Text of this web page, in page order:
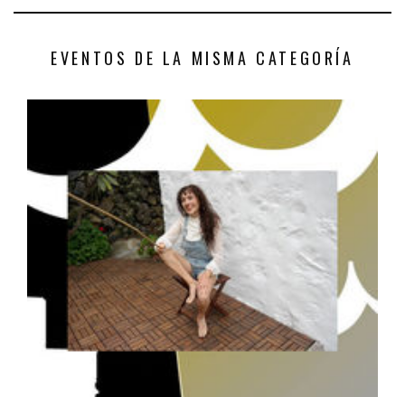
EVENTOS DE LA MISMA CATEGORÍA